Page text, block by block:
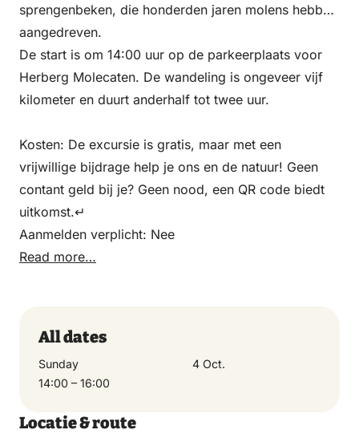
sprengenbeken, die honderden jaren molens hebben
aangedreven.
De start is om 14:00 uur op de parkeerplaats voor
Herberg Molecaten. De wandeling is ongeveer vijf
kilometer en duurt anderhalf tot twee uur.
Kosten: De excursie is gratis, maar met een
vrijwillige bijdrage help je ons en de natuur! Geen
contant geld bij je? Geen nood, een QR code biedt
uitkomst.↵
Aanmelden verplicht: Nee
Read more…
All dates
Sunday
4 Oct.
14:00 – 16:00
Locatie & route